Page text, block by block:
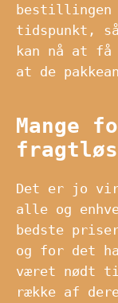
bestillingen
tidspunkt,
kan nå at
at de
Mange
Det er jo
alle og
bedste
og for det
været nødt
række af